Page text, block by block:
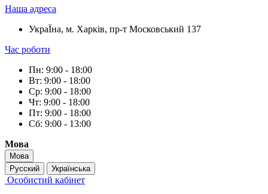
Наша адреса
УкраЇна, м. Харків, пр-т Московський 137
Час роботи
Пн: 9:00 - 18:00
Вт: 9:00 - 18:00
Ср: 9:00 - 18:00
Чт: 9:00 - 18:00
Пт: 9:00 - 18:00
Сб: 9:00 - 13:00
Мова
Мова
Русский
Українська
Особистий кабінет